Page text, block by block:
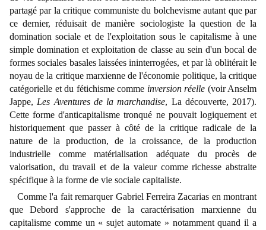
partagé par la critique communiste du bolchevisme autant que par
ce dernier, réduisait de manière sociologiste la question de la
domination sociale et de l'exploitation sous le capitalisme à une
simple domination et exploitation de classe au sein d'un bocal de
formes sociales basales laissées ininterrogées, et par là oblitérait le
noyau de la critique marxienne de l'économie politique, la critique
catégorielle et du fétichisme comme inversion réelle (voir Anselm
Jappe, Les Aventures de la marchandise, La découverte, 2017).
Cette forme d'anticapitalisme tronqué ne pouvait logiquement et
historiquement que passer à côté de la critique radicale de la
nature de la production, de la croissance, de la production
industrielle comme matérialisation adéquate du procès de
valorisation, du travail et de la valeur comme richesse abstraite
spécifique à la forme de vie sociale capitaliste.
Comme l'a fait remarquer Gabriel Ferreira Zacarias en montrant
que Debord s'approche de la caractérisation marxienne du
capitalisme comme un «sujet automate » notamment quand il a